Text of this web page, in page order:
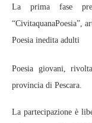
La prima fase
“CivitaquanaPoesia”,
Poesia inedita adulti
Poesia giovani,
provincia di Pescara.
La partecipazione è